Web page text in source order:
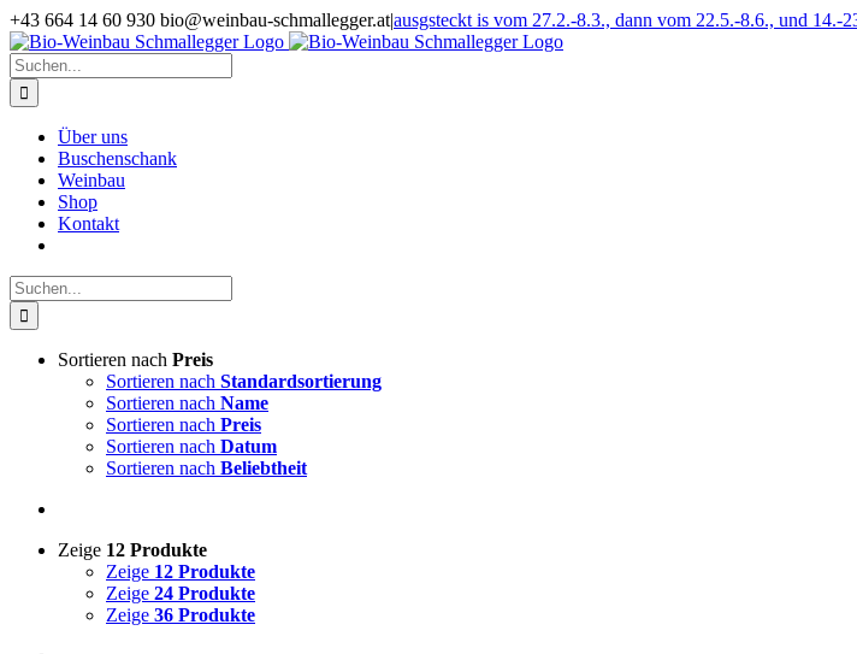
Zum
Inhalt
springen
+43 664 14 60 930 bio@weinbau-schmallegger.at|ausgsteckt is vom 27.2.-8.3., dann vom 22.5.-8.6., und 14.-
Facebook
Instagram
Suche
nach:
Über uns
Buschenschank
Weinbau
Shop
Kontakt
Suche
nach:
Sortieren nach Preis
Sortieren nach Standardsortierung
Sortieren nach Name
Sortieren nach Preis
Sortieren nach Datum
Sortieren nach Beliebtheit
Zeige 12 Produkte
Zeige 12 Produkte
Zeige 24 Produkte
Zeige 36 Produkte